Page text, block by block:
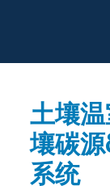
土壤
壤碳
系统